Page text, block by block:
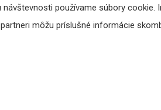
používame súbory
môžu príslušné informácie